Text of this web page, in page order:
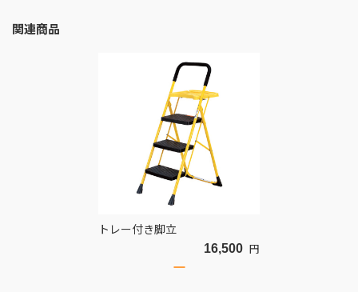
関連商品
トレー付き脚立
16,500 円